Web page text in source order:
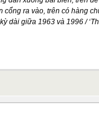
ra vào, trên có hàng
dài giữa 1963 và 1996 /